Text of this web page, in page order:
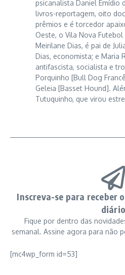
psicanalista Daniel Emídio
livros-reportagem, oito
prêmios e é torcedor
Oeste, o Vila Nova
Meirilane Dias, é pai de
Dias, economista; e Maria
antifascista, socialista e
Porquinho [Bull Dog
Geleia [Basset Hound].
Tutuquinho, que virou
Inscreva-se para receber
diário
Fique por dentro das
semanal. Assine agora para não
[mc4wp_form id=53]